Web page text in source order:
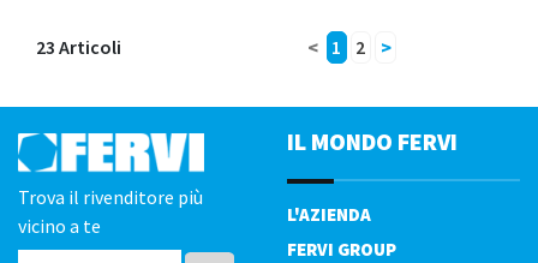
23 Articoli < 1 2 >
Trova il rivenditore più
vicino a te
IL MONDO FERVI
L'AZIENDA
FERVI GROUP